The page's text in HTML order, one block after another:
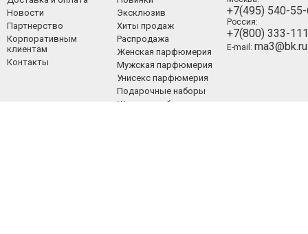
Новости
Партнерство
Корпоративным
клиентам
Контакты
Эксклюзив
Хиты продаж
Распродажа
Женская парфюмерия
Мужская парфюмерия
Унисекс парфюмерия
Подарочные наборы
Женские наборы
+7(495) 540-
Россия:
+7(800) 333-
E-mail: ma3@bk.ru